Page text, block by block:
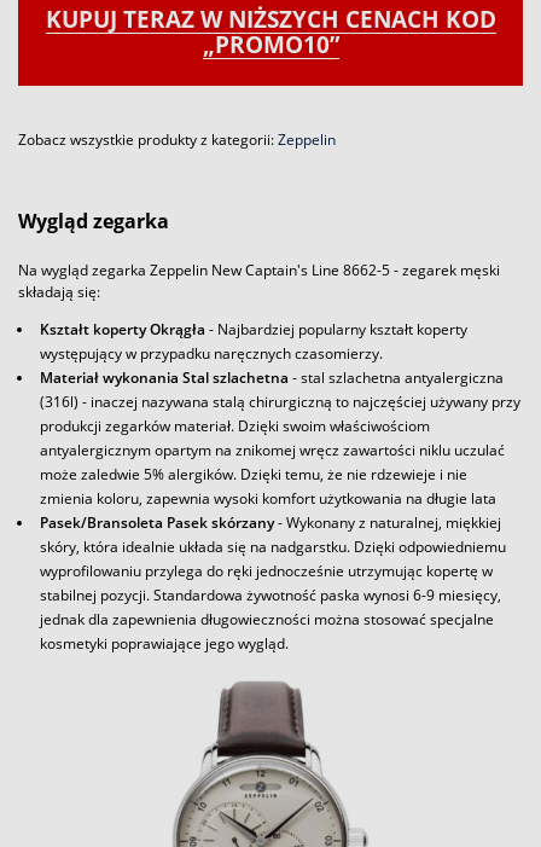
KUPUJ TERAZ W NIŻSZYCH CENACH KOD
„PROMO10”
Zobacz wszystkie produkty z kategorii:Zeppelin
Wygląd zegarka
Na wygląd zegarka Zeppelin New Captain's Line 8662-5 - zegarek męski
składają się:
Kształt koperty Okrągła - Najbardziej popularny kształt koperty
występujący w przypadku naręcznych czasomierzy.
Materiał wykonania Stal szlachetna - stal szlachetna antyalergiczna
(316l) - inaczej nazywana stalą chirurgiczną to najczęściej używany przy
produkcji zegarków materiał. Dzięki swoim właściwościom
antyalergicznym opartym na znikomej wręcz zawartości niklu uczulać
może zaledwie 5% alergików. Dzięki temu, że nie rdzewieje i nie
zmienia koloru, zapewnia wysoki komfort użytkowania na długie lata
Pasek/Bransoleta Pasek skórzany- Wykonany z naturalnej, miękkiej
skóry, która idealnie układa się na nadgarstku. Dzięki odpowiedniemu
wyprofilowaniu przylega do ręki jednocześnie utrzymując kopertę w
stabilnej pozycji. Standardowa żywotność paska wynosi 6-9 miesięcy,
jednak dla zapewnienia długowieczności można stosować specjalne
kosmetyki poprawiające jego wygląd.